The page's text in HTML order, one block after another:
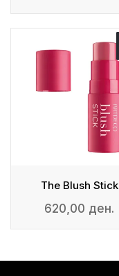
The Blush Stick
620,00 ден.